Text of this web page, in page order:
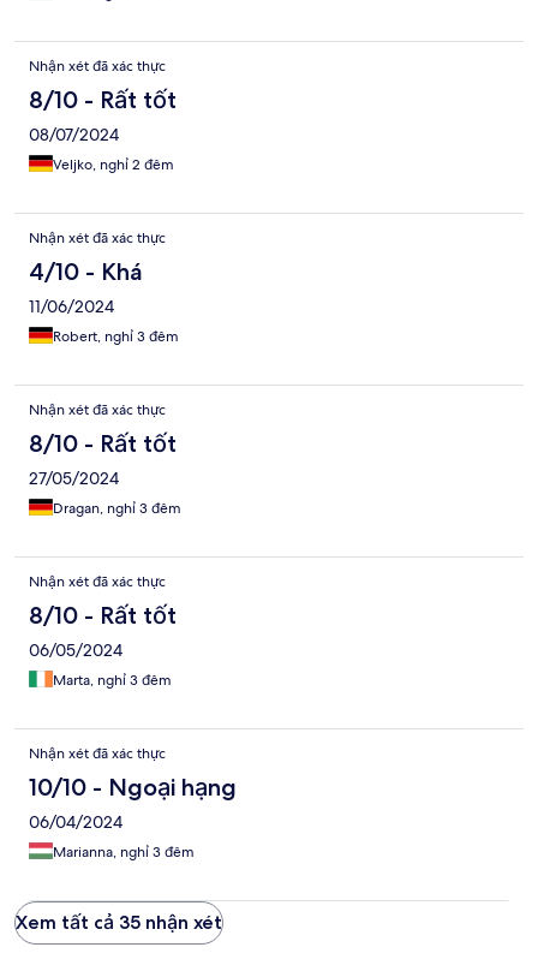
Nhận xét đã xác thực
8/10 - Rất tốt
08/07/2024
Veljko, nghỉ 2 đêm
Nhận xét đã xác thực
4/10 - Khá
11/06/2024
Robert, nghỉ 3 đêm
Nhận xét đã xác thực
8/10 - Rất tốt
27/05/2024
Dragan, nghỉ 3 đêm
Nhận xét đã xác thực
8/10 - Rất tốt
06/05/2024
Marta, nghỉ 3 đêm
Nhận xét đã xác thực
10/10 - Ngoại hạng
06/04/2024
Marianna, nghỉ 3 đêm
Xem tất cả 35 nhận xét